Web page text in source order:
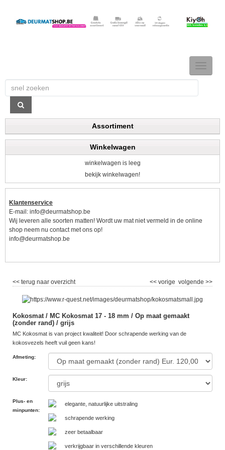
TOGGLE
Assortiment
Winkelwagen
winkelwagen is leeg
bekijk winkelwagen!
Klantenservice
E-mail: info@deurmatshop.be
Wij leveren alle soorten matten! Wordt uw mat niet vermeld in de online
shop neem nu contact met ons op!
info@deurmatshop.be
<< terug naar overzicht volgende >>
<< vorige
Kokosmat / MC Kokosmat 17 - 18 mm / Op maat gemaakt
(zonder rand) / grijs
MC Kokosmat is van project kwaliteit! Door schrapende werking van de
kokosvezels heeft vuil geen kans!
Afmeting:
Kleur:
Plus- en
minpunten:
elegante, natuurlijke uitstraling
schrapende werking
zeer betaalbaar
verkrijgbaar in verschillende kleuren